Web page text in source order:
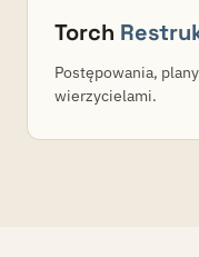
Torch
Postępowania,
wierzycielami.